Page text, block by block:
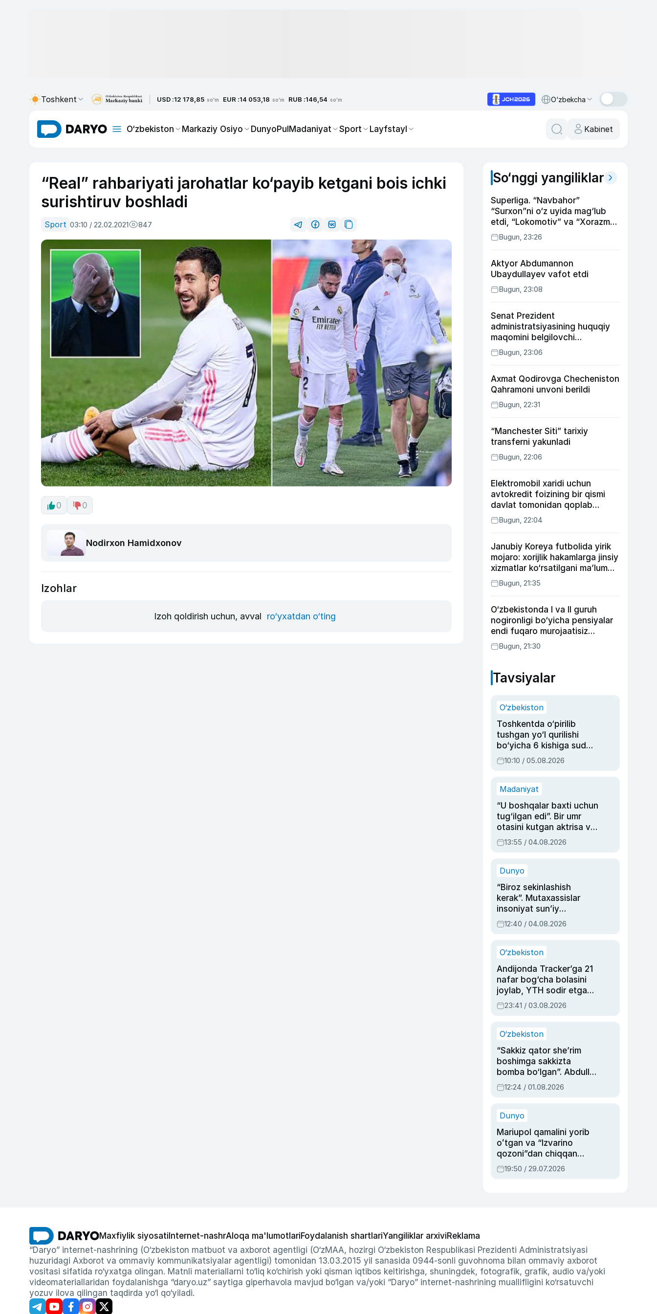
Toshkent USD :12 178,85 so'm EUR :14 053,18 so'm RUB :146,54 so'm O‘zbekcha
O‘zbekiston Markaziy Osiyo DunyoPulMadaniyat Sport Layfstayl Kabinet
“Real” rahbariyati jarohatlar ko‘payib ketgani bois ichki
surishtiruv boshladi
Sport 03:10 / 22.02.2021 847
0 0
Nodirxon Hamidxonov
Izohlar
Izoh qoldirish uchun, avval ro‘yxatdan o‘ting
So‘nggi yangiliklar
Superliga. “Navbahor”
“Surxon”ni o‘z uyida mag‘lub
etdi, “Lokomotiv” va “Xorazm”
uyda g‘alaba qozondi
Bugun, 23:26
Aktyor Abdu­mannon
Ubaydullayev vafot etdi
Bugun, 23:08
Senat Prezident
administratsiyasining huquqiy
maqomini belgilovchi
konstitutsiyaviy qonunni
ma’qulladi
Bugun, 23:06
Axmat Qodirovga Checheniston
Qahramoni unvoni berildi
Bugun, 22:31
“Manchester Siti” tarixiy
transferni yakunladi
Bugun, 22:06
Elektromobil xaridi uchun
avtokredit foizining bir qismi
davlat tomonidan qoplab
berilishi mumkin
Bugun, 22:04
Janubiy Koreya futbolida yirik
mojaro: xorijlik hakamlarga jinsiy
xizmatlar ko‘rsatilgani ma’lum
qilindi
Bugun, 21:35
O‘zbekistonda I va II guruh
nogironligi bo‘yicha pensiyalar
endi fuqaro murojaatisiz
tayinlanishi mumkin
Bugun, 21:30
Tavsiyalar
O‘zbekiston
Toshkentda o‘pirilib
tushgan yo‘l qurilishi
bo‘yicha 6 kishiga sud
hukmi o‘qildi
10:10 / 05.08.2026
Madaniyat
“U boshqalar baxti uchun
tug‘ilgan edi”. Bir umr
otasini kutgan aktrisa va
dublyaj ustasi Rimma
Ahmedovaning
13:55 / 04.08.2026
Dunyo
“Biroz sekinlashish
kerak”. Mutaxassislar
insoniyat sun’iy
intellektni boshqara
olmay qolishidan xavotir
12:40 / 04.08.2026
O‘zbekiston
Andijonda Tracker’ga 21
nafar bog‘cha bolasini
joylab, YTH sodir etgan
ayolga sud hukmi o‘qildi
23:41 / 03.08.2026
O‘zbekiston
“Sakkiz qator she’rim
boshimga sakkizta
bomba bo‘lgan”. Abdulla
Oripovni siyosiy
ayblovlardan asrab
12:24 / 01.08.2026
Dunyo
Mariupol qamalini yorib
oʻtgan va “Izvarino
qozoni”dan chiqqan
qahramon — Ukraina
armiyasi bosh
19:50 / 29.07.2026
Maxfiylik siyosati Internet-nashrAloqa ma'lumotlariFoydalanish shartlariYangiliklar arxiviReklama
“Daryo” internet-nashrining (O‘zbekiston matbuot va axborot agentligi (O‘zMAA, hozirgi O‘zbekiston Respublikasi Prezidenti Administratsiyasi
huzuridagi Axborot va ommaviy kommunikatsiyalar agentligi) tomonidan 13.03.2015 yil sanasida 0944-sonli guvohnoma bilan ommaviy axborot
vositasi sifatida ro‘yxatga olingan. Matnli materiallarni to‘liq ko‘chirish yoki qisman iqtibos keltirishga, shuningdek, fotografik, grafik, audio va/yoki
videomateriallaridan foydalanishga “daryo.uz” saytiga giperhavola mavjud bo‘lgan va/yoki “Daryo” internet-nashrining muallifligini ko‘rsatuvchi
yozuv ilova qilingan taqdirda yo‘l qo‘yiladi.